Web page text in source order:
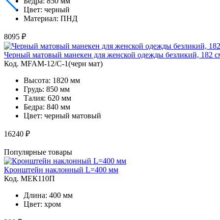
Цвет: черный
Материал: ПНД
8095 ₽
Черный матовый манекен для женской одежды безликий, 182
Код. MFAM-12/C-1(черн мат)
Высота: 1820 мм
Грудь: 850 мм
Талия: 620 мм
Бедра: 840 мм
Цвет: черный матовый
16240 ₽
Популярные товары
Кронштейн наклонный L=400 мм
Код. MЕК110П
Длина: 400 мм
Цвет: хром